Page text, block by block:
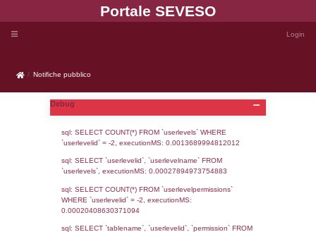
Portale
Notifiche pubblico
Notifiche pubblico
Debug
sql: SELECT COUNT(*) FROM `userlevels`